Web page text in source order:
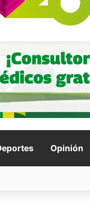
Opinión
inversión y